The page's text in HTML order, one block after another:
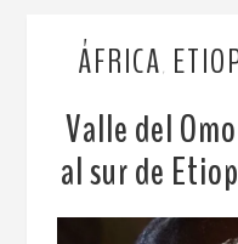
ÁFRICA
Valle del
al sur de